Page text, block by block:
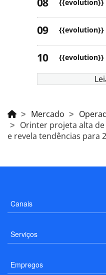
{{evolution}}
{{evolution}}
{{evolution}}
Mercado
Orinter projeta alta de
e revela tendências para
Canais
Serviços
Empregos